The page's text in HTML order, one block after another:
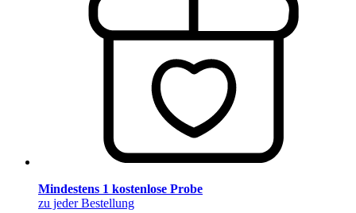
Mindestens 1 kostenlose Probe
zu jeder Bestellung